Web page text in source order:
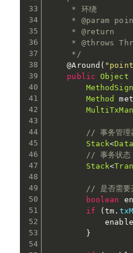
     * 环绕
* @param
     * @return
* @throws
     */
@Around (
public
Object
Method
// 事务管理
Stack<
// 事务状态
Stack<
// 是否需要
boolean
if
(tm .
}